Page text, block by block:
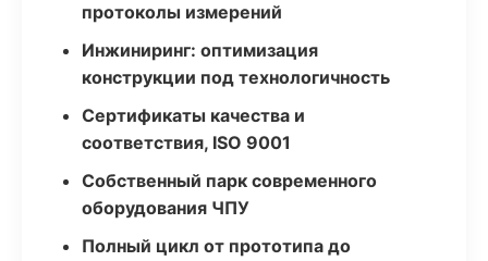
протоколы измерений
Инжиниринг: оптимизация
конструкции под технологичность
Сертификаты качества и
соответствия, ISO 9001
Собственный парк современного
оборудования ЧПУ
Полный цикл от прототипа до